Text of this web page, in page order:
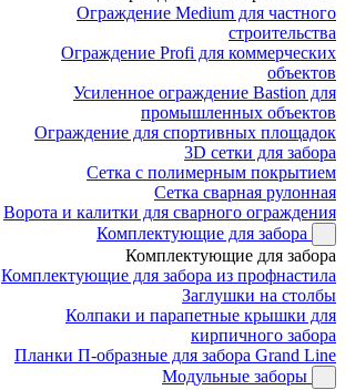
Ограждение Medium для частного
строительства
Ограждение Profi для коммерческих
объектов
Усиленное ограждение Bastion для
промышленных объектов
Ограждение для спортивных площадок
3D сетки для забора
Сетка с полимерным покрытием
Сетка сварная рулонная
Ворота и калитки для сварного ограждения
Комплектующие для забора
Комплектующие для забора
Комплектующие для забора из профнастила
Заглушки на столбы
Колпаки и парапетные крышки для
кирпичного забора
Планки П-образные для забора Grand Line
Модульные заборы